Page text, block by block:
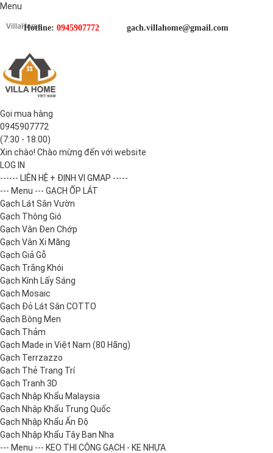
Menu
Hotline: 0945907772 gach.villahome@gmail.com
Gọi mua hàng
0945907772
(7:30 - 18:00)
Xin chào! Chào mừng đến với website
LOG IN
------ LIÊN HỆ + ĐỊNH VỊ GMAP -----
--- Menu --- GẠCH ỐP LÁT
Gạch Lát Sân Vườn
Gạch Thông Gió
Gạch Vân Đen Chớp
Gạch Vân Xi Măng
Gạch Giả Gỗ
Gạch Trắng Khói
Gạch Kính Lấy Sáng
Gạch Mosaic
Gạch Đỏ Lát Sân COTTO
Gạch Bông Men
Gạch Thảm
Gạch Made in Việt Nam (80 Hãng)
Gạch Terrzazzo
Gạch Thẻ Trang Trí
Gạch Tranh 3D
Gạch Nhập Khẩu Malaysia
Gạch Nhập Khẩu Trung Quốc
Gạch Nhập Khẩu Ấn Độ
Gạch Nhập Khẩu Tây Ban Nha
--- Menu --- KEO THI CÔNG GẠCH - KE NHỰA